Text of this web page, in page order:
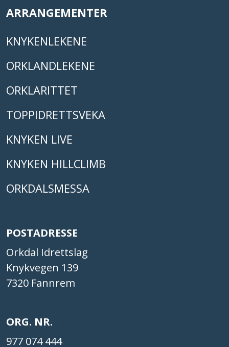
ARRANGEMENTER
KNYKENLEKENE
ORKLANDLEKENE
ORKLARITTET
TOPPIDRETTSVEKA
KNYKEN LIVE
KNYKEN HILLCLIMB
ORKDALSMESSA
POSTADRESSE
Orkdal Idrettslag
Knykvegen 139
7320 Fannrem
ORG. NR.
977 074 444